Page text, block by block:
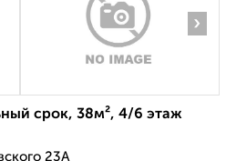
›
срок, 38м², 4/6 этаж
23А